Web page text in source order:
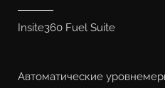
Insite360 Fuel Suite
Автоматические